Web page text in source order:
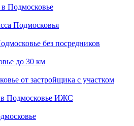
Подмосковье
Подмосковья
без посредников
до 30 км
от застройщика с участком
в Подмосковье ИЖС